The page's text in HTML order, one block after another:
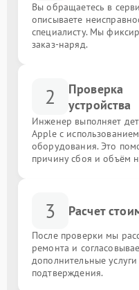
Вы обращаетесь в
описываете
специалисту. Мы
заказ-наряд.
2
Проверка
устройства
Инженер выполняет
Apple с
оборудования. Это
причину сбоя и объём
3 Расчет
После проверки мы
ремонта и
дополнительные
подтверждения.